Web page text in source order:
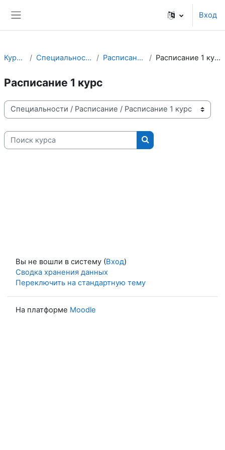
Вход
Курсы Специальности Расписание Расписание 1 курс
Расписание 1 курс
Категории курсов
Поиск курса
Поиск курса
Вы не вошли в систему (Вход)
Сводка хранения данных
Переключить на стандартную тему
На платформе Moodle